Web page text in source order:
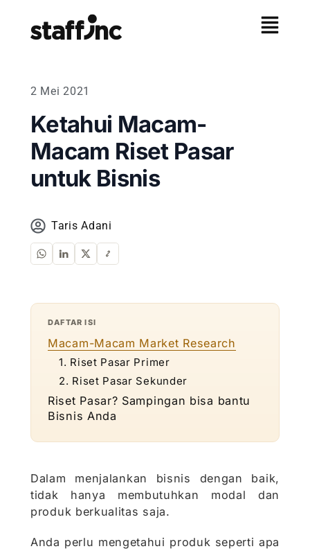
2 Mei 2021
Ketahui Macam-
Macam Riset Pasar
untuk Bisnis
Taris Adani
DAFTAR ISI
Macam-Macam Market Research
1. Riset Pasar Primer
2. Riset Pasar Sekunder
Riset Pasar? Sampingan bisa bantu
Bisnis Anda
Dalam menjalankan bisnis dengan baik,
tidak hanya membutuhkan modal dan
produk berkualitas saja.
Anda perlu mengetahui produk seperti apa